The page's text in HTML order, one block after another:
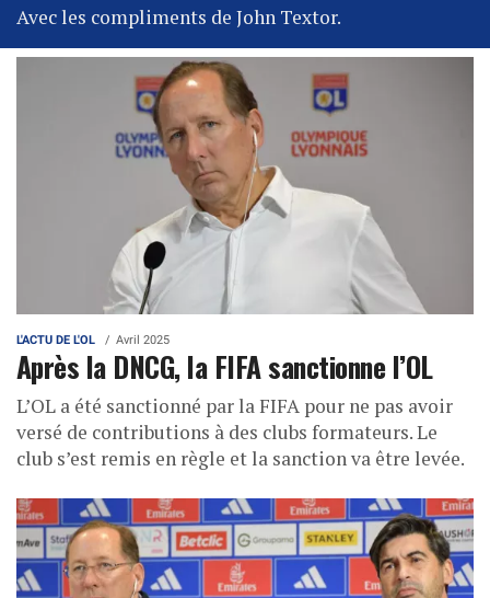
Avec les compliments de John Textor.
L'ACTU DE L'OL Avril 2025
Après la DNCG, la FIFA sanctionne l’OL
L’OL a été sanctionné par la FIFA pour ne pas avoir
versé de contributions à des clubs formateurs. Le
club s’est remis en règle et la sanction va être levée.